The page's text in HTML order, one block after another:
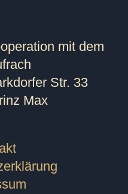
mit dem
Str. 33
Max